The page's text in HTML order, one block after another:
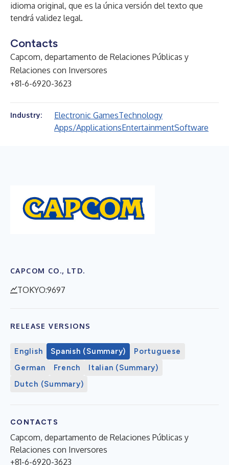
idioma original, que es la única versión del texto que
tendrá validez legal.
Contacts
Capcom, departamento de Relaciones Públicas y
Relaciones con Inversores
+81-6-6920-3623
Industry: Electronic GamesTechnology
Apps/ApplicationsEntertainmentSoftware
CAPCOM CO., LTD.
TOKYO:9697
RELEASE VERSIONS
English Spanish (Summary)
Portuguese
German
French
Italian (Summary)
Dutch (Summary)
CONTACTS
Capcom, departamento de Relaciones Públicas y
Relaciones con Inversores
+81-6-6920-3623